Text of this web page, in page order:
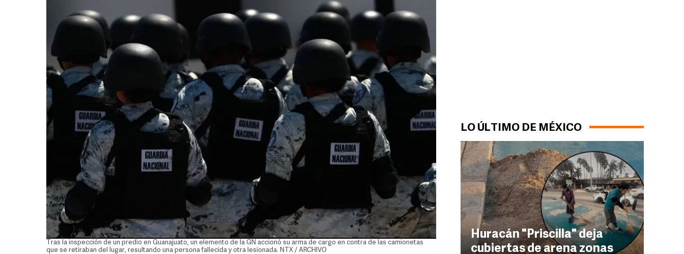
LO ÚLTIMO DE MÉXICO
Huracán "Priscilla" deja
cubiertas de arena zonas
Tras la inspección de un predio en Guanajuato, un elemento de la GN accionó su arma de cargo en contra de las camionetas
que se retiraban del lugar, resultando una persona fallecida y otra lesionada. NTX / ARCHIVO